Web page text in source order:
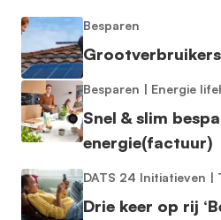
Besparen
Besparen | Energie
Snel & slim
energie(factuur)
DATS 24 Initiatieven |
Drie keer op rij